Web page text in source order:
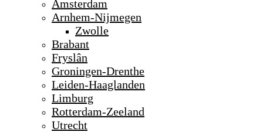
Amsterdam
Arnhem-Nijmegen
Zwolle
Brabant
Fryslân
Groningen-Drenthe
Leiden-Haaglanden
Limburg
Rotterdam-Zeeland
Utrecht